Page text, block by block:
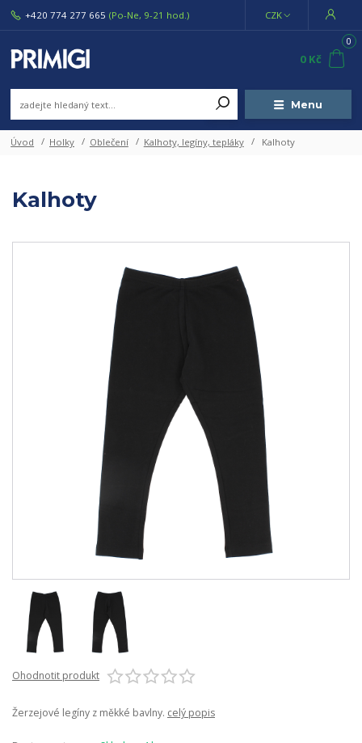
Menu
CZK
+420 774 277 665 (Po-Ne, 9-21 hod.)
0
0 Kč
Úvod Holky Oblečení Kalhoty, legíny, tepláky Kalhoty
Kalhoty
Ohodnotit produkt
Žerzejové legíny z měkké bavlny. celý popis